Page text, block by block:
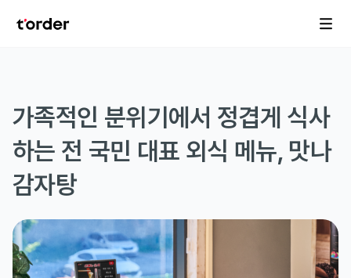
가족적인 분위기에서 정겹게 식사
하는 전 국민 대표 외식 메뉴, 맛나
감자탕